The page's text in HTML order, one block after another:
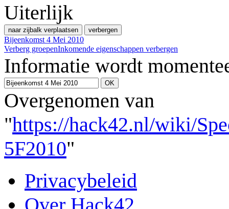
Uiterlijk
naar zijbalk verplaatsen verbergen
Bijeenkomst 4 Mei 2010
Verberg groepenInkomende eigenschappen verbergen
Informatie wordt
Overgenomen van
"https://hack42.nl/wiki/
5F2010"
Privacybeleid